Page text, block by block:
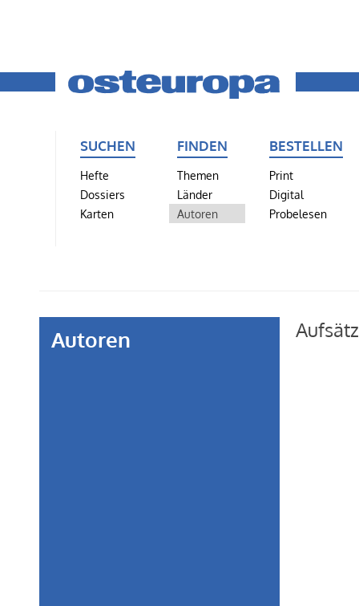
SUCHEN
Hefte
Dossiers
Karten
FINDEN
Themen
Länder
Autoren
BESTELLEN
Print
Digital
Probelesen
Autoren